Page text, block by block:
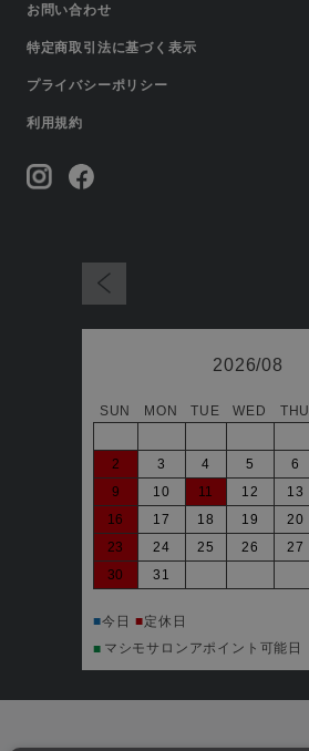
お問い合わせ
特定商取引法に基づく表示
プライバシーポリシー
利用規約
2026/08
SUN MON TUE WED THU
2
3 4 5 6
9
10 11 12 13
16
17 18 19 20
23
24 25 26 27
30
31
■今日 ■定休日
■ マシモサロンアポイント可能日